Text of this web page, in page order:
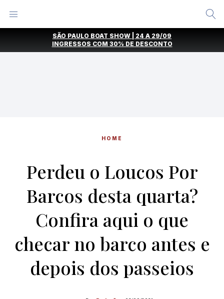
SÃO PAULO BOAT SHOW | 24 A 29/09
INGRESSOS COM 30% DE DESCONTO
HOME
Perdeu o Loucos Por
Barcos desta quarta?
Confira aqui o que
checar no barco antes e
depois dos passeios